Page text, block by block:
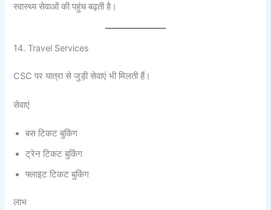
स्वास्थ्य सेवाओं की पहुंच बढ़ती है।
14. Travel Services
CSC पर यात्रा से जुड़ी सेवाएं भी मिलती हैं।
सेवाएं
बस टिकट बुकिंग
ट्रेन टिकट बुकिंग
फ्लाइट टिकट बुकिंग
लाभ